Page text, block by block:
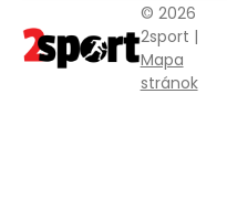
© 2026
2sport |
Mapa
stránok